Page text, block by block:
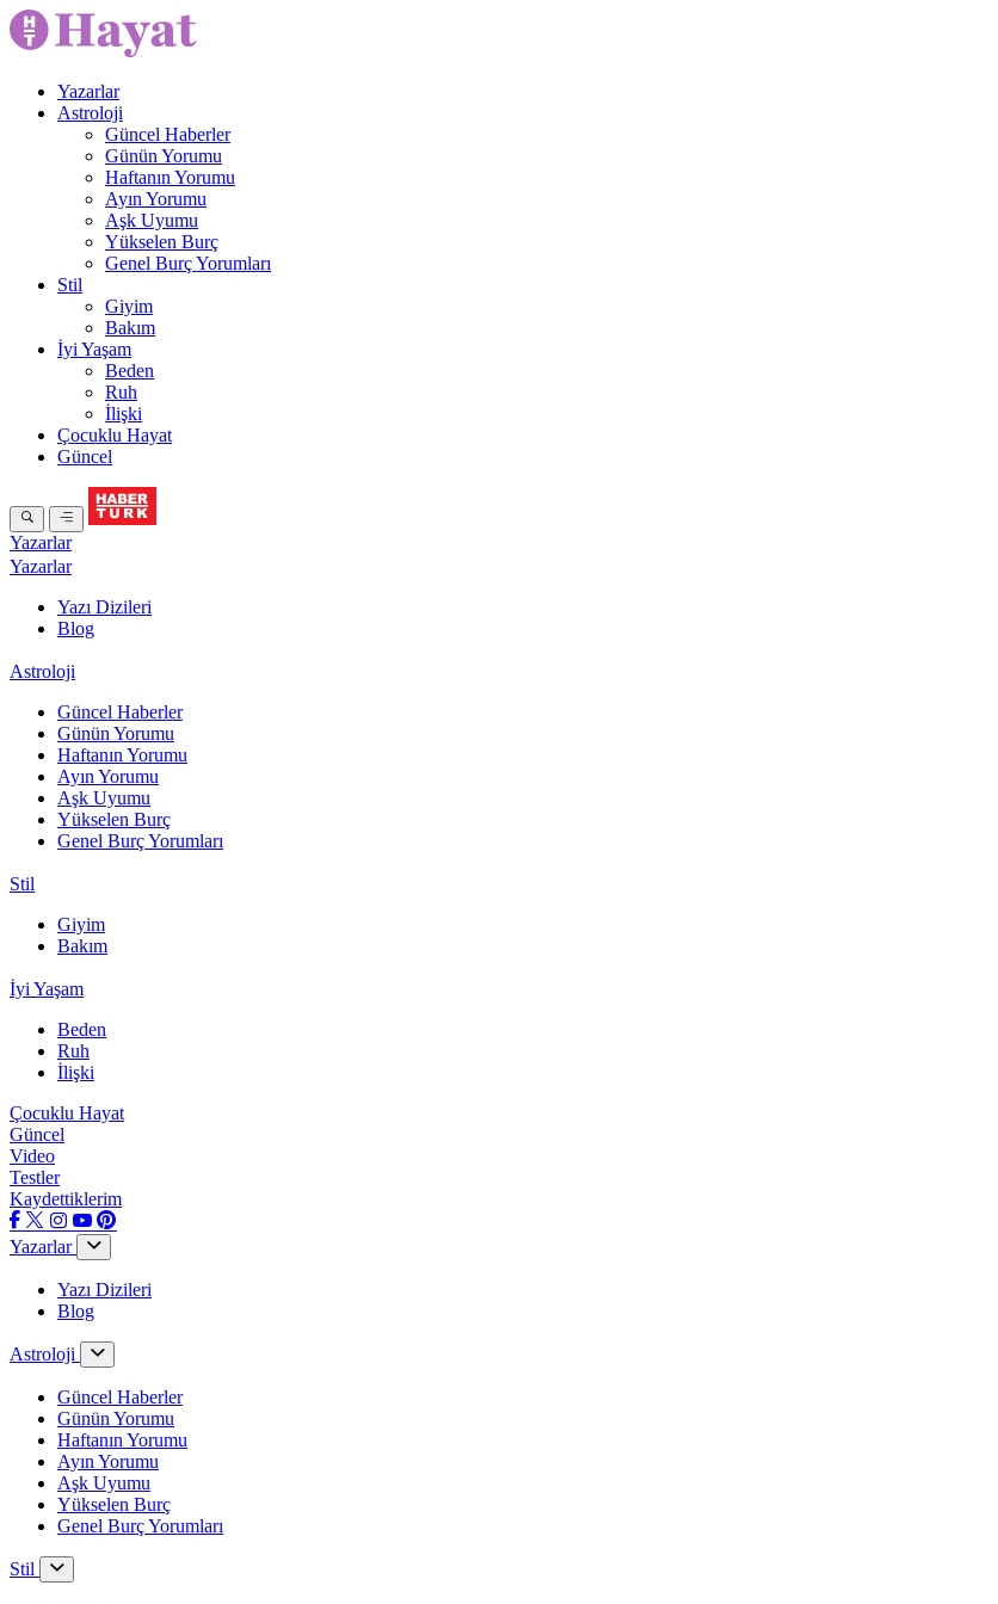
Yazarlar
Astroloji
Güncel Haberler
Günün Yorumu
Haftanın Yorumu
Ayın Yorumu
Aşk Uyumu
Yükselen Burç
Genel Burç Yorumları
Stil
Giyim
Bakım
İyi Yaşam
Beden
Ruh
İlişki
Çocuklu Hayat
Güncel
Yazarlar
Yazarlar
Yazı Dizileri
Blog
Astroloji
Güncel Haberler
Günün Yorumu
Haftanın Yorumu
Ayın Yorumu
Aşk Uyumu
Yükselen Burç
Genel Burç Yorumları
Stil
Giyim
Bakım
İyi Yaşam
Beden
Ruh
İlişki
Çocuklu Hayat
Güncel
Video
Testler
Kaydettiklerim
Yazarlar
Yazı Dizileri
Blog
Astroloji
Güncel Haberler
Günün Yorumu
Haftanın Yorumu
Ayın Yorumu
Aşk Uyumu
Yükselen Burç
Genel Burç Yorumları
Stil